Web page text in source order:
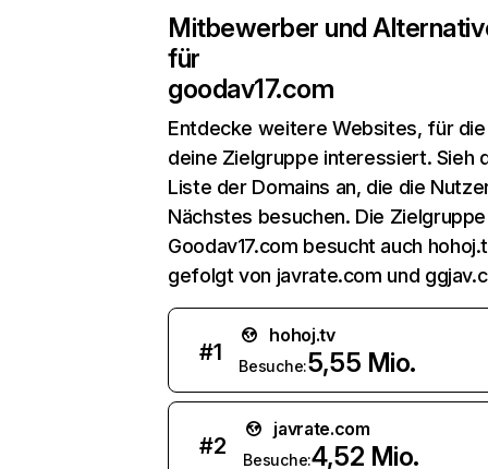
Mitbewerber und
für
goodav17.com
Entdecke weitere Websites, für
deine Zielgruppe interessiert. Sieh
Liste der Domains an, die die
Nächstes besuchen. Die
Goodav17.com besucht auch
gefolgt von javrate.com und
#1
hohoj.tv
Besuche:5,55 Mio.
#2
javrate.com
Besuche:4,52 Mio.